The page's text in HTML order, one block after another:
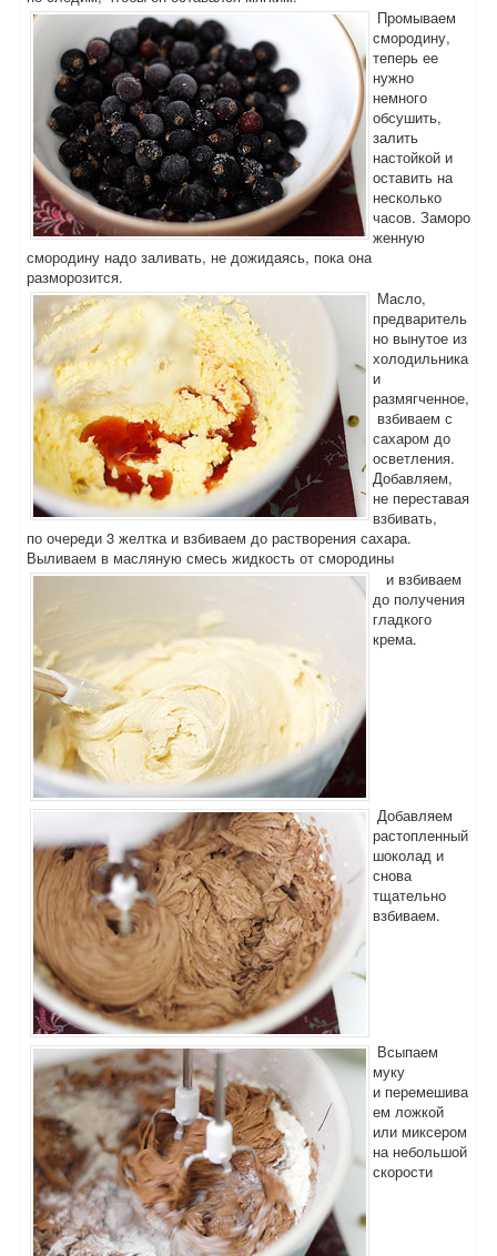
Промываем
смородину,
теперь ее
нужно
немного
обсушить,
залить
настойкой и
оставить на
несколько
часов. Заморо
женную
смородину надо заливать, не дожидаясь, пока она
разморозится.
Масло,
предваритель
но вынутое из
холодильника
и
размягченное,
взбиваем с
сахаром до
осветления.
Добавляем,
не переставая
взбивать,
по очереди 3 желтка и взбиваем до растворения сахара.
Выливаем в масляную смесь жидкость от смородины
и взбиваем
до получения
гладкого
крема.
Добавляем
растопленный
шоколад и
снова
тщательно
взбиваем.
Всыпаем
муку
и перемешива
ем ложкой
или миксером
на небольшой
скорости